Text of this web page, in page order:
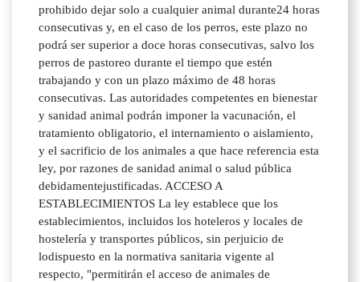
prohibido dejar solo a cualquier animal durante24 horas
consecutivas y, en el caso de los perros, este plazo no
podrá ser superior a doce horas consecutivas, salvo los
perros de pastoreo durante el tiempo que estén
trabajando y con un plazo máximo de 48 horas
consecutivas. Las autoridades competentes en bienestar
y sanidad animal podrán imponer la vacunación, el
tratamiento obligatorio, el internamiento o aislamiento,
y el sacrificio de los animales a que hace referencia esta
ley, por razones de sanidad animal o salud pública
debidamentejustificadas. ACCESO A
ESTABLECIMIENTOS La ley establece que los
establecimientos, incluidos los hoteleros y locales de
hostelería y transportes públicos, sin perjuicio de
lodispuesto en la normativa sanitaria vigente al
respecto, "permitirán el acceso de animales de